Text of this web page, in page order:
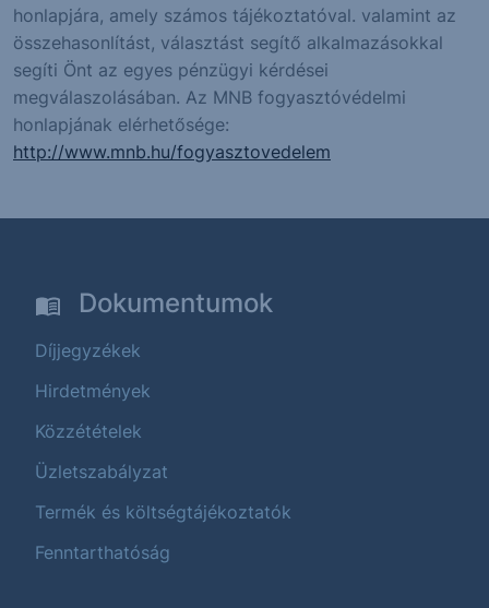
honlapjára, amely számos tájékoztatóval. valamint az
összehasonlítást, választást segítő alkalmazásokkal
segíti Önt az egyes pénzügyi kérdései
megválaszolásában. Az MNB fogyasztóvédelmi
honlapjának elérhetősége:
http://www.mnb.hu/fogyasztovedelem
Dokumentumok
Díjjegyzékek
Hirdetmények
Közzétételek
Üzletszabályzat
Termék és költségtájékoztatók
Fenntarthatóság